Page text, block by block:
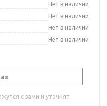
Нет в наличии
Нет в наличии
Нет в наличии
Нет в наличии
с вами и уточнят